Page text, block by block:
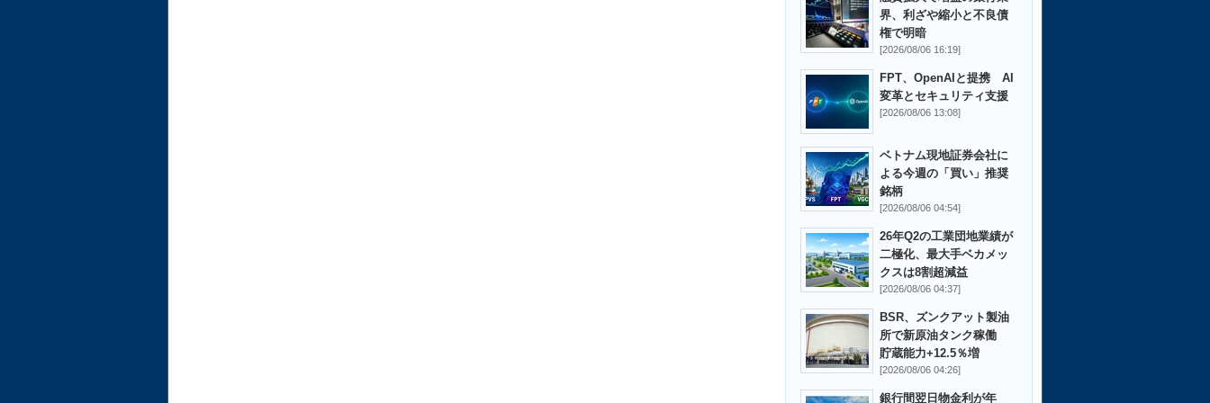
界、利ざや縮小と不良債
権で明暗
[2026/08/06 16:19]
FPT、OpenAIと提携 AI
変革とセキュリティ支援
[2026/08/06 13:08]
ベトナム現地証券会社に
よる今週の「買い」推奨
銘柄
[2026/08/06 04:54]
26年Q2の工業団地業績が
二極化、最大手ベカメッ
クスは8割超減益
[2026/08/06 04:37]
BSR、ズンクアット製油
所で新原油タンク稼働
貯蔵能力+12.5％増
[2026/08/06 04:26]
銀行間翌日物金利が年